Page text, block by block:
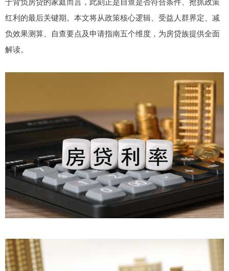
红利的最后关键期。本文将从政策核心逻辑、受益人群界定、减
负效果测算、自查要点及申请指南五个维度，为房贷族提供全面
解读。